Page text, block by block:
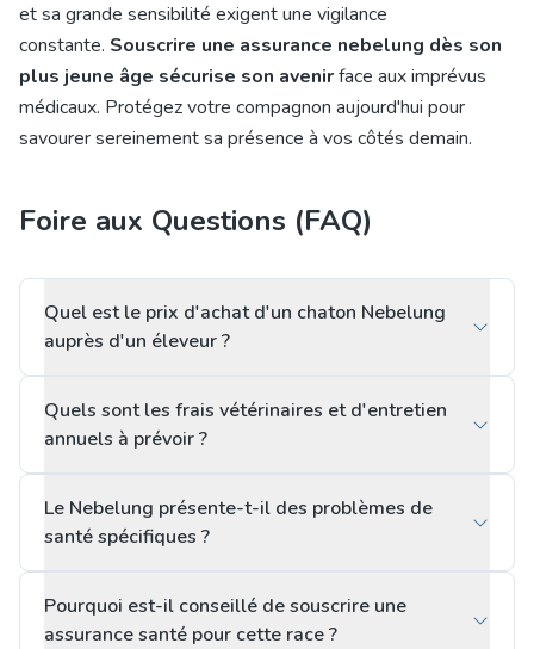
et sa grande sensibilité exigent une vigilance
constante. Souscrire une assurance nebelung dès son
plus jeune âge sécurise son avenirface aux imprévus
médicaux. Protégez votre compagnon aujourd'hui pour
savourer sereinement sa présence à vos côtés demain.
Foire aux Questions (FAQ)
Quel est le prix d'achat d'un chaton Nebelung
auprès d'un éleveur ?
Quels sont les frais vétérinaires et d'entretien
annuels à prévoir ?
Le Nebelung présente-t-il des problèmes de
santé spécifiques ?
Pourquoi est-il conseillé de souscrire une
assurance santé pour cette race ?